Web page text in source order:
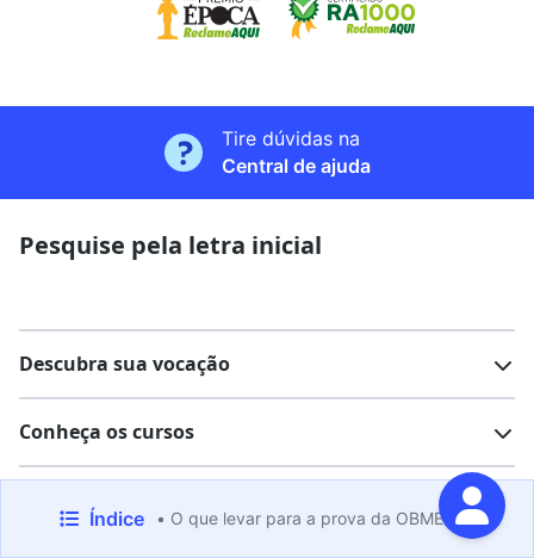
Índice • O que levar para a prova da OBMEP 2026?
Tire dúvidas na
Central de ajuda
Pesquise pela letra inicial
Descubra sua vocação
Salários na sua região
Conheça os cursos
Lista de cursos Cursos de graduação